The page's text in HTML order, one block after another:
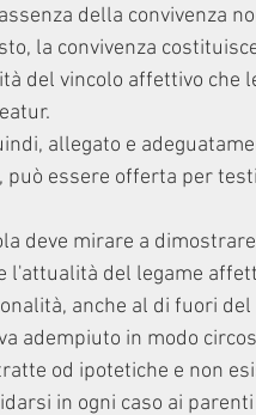
della convivenza
la convivenza
del vincolo affettivo che
allegato e
essere offerta per
deve mirare a
l'attualità del legame
anche al di fuori
adempiuto in modo
od ipotetiche e non
in ogni caso ai